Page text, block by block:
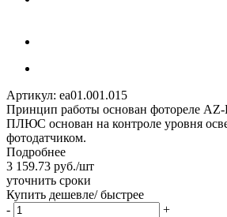
Артикул: ea01.001.015
Принцип работы основан фотореле AZ-
ПЛЮС основан на контроле уровня
фотодатчиком.
Подробнее
3 159.73 руб./шт
уточнить сроки
Купить дешевле/ быстрее
-
+